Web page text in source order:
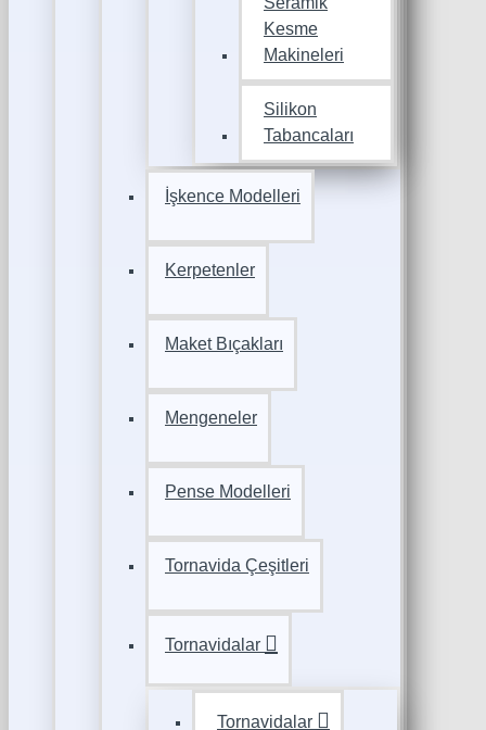
Kesme
Makineleri
Silikon
Tabancaları
İşkence Modelleri
Kerpetenler
Maket Bıçakları
Mengeneler
Pense Modelleri
Tornavida Çeşitleri
Tornavidalar
Tornavidalar